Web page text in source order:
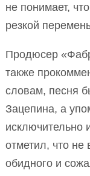
не понимает,
резкой
Продюсер
также
словам, песня
Зацепина, а
исключительно
отметил, что не
обидного и